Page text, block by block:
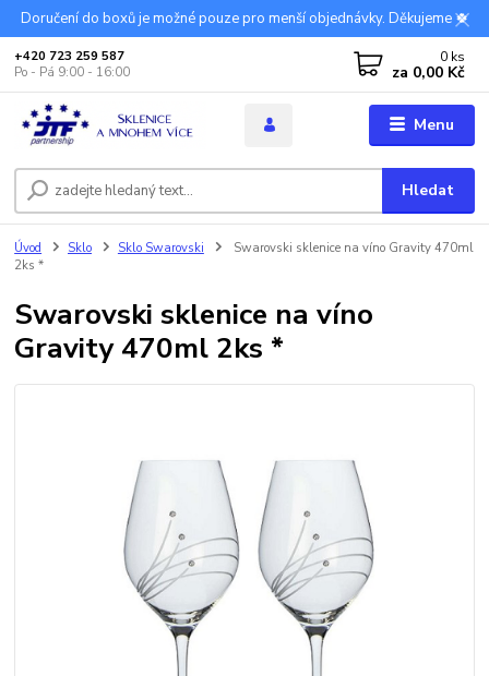
Doručení do boxů je možné pouze pro menší objednávky. Děkujeme 🍀
Menu
Hledat
+420 723 259 587
Po - Pá 9:00 - 16:00
0 ks
za 0,00 Kč
Úvod Sklo Sklo Swarovski
Swarovski sklenice na víno Gravity 470ml
2ks *
Swarovski sklenice na víno
Gravity 470ml 2ks *